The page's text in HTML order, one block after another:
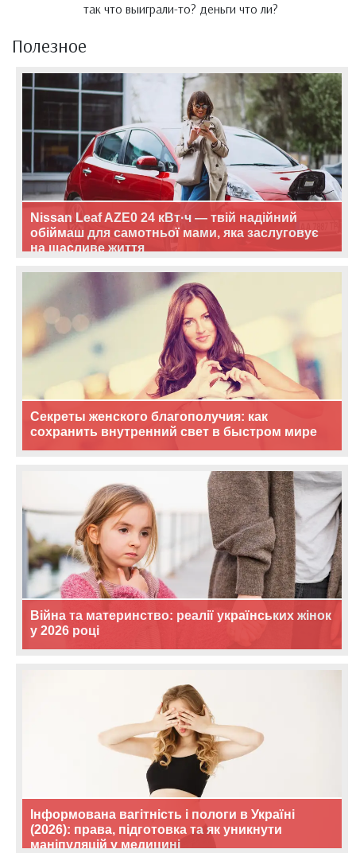
так что выиграли-то? деньги что ли?
Полезное
Nissan Leaf AZE0 24 кВт·ч — твій надійний
обіймаш для самотньої мами, яка заслуговує
на щасливе життя
Секреты женского благополучия: как
сохранить внутренний свет в быстром мире
Війна та материнство: реалії українських жінок
у 2026 році
Інформована вагітність і пологи в Україні
(2026): права, підготовка та як уникнути
маніпуляцій у медицині